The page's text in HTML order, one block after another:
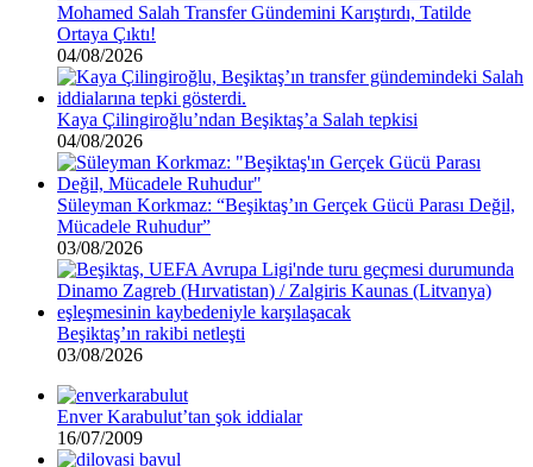
Mohamed Salah Transfer Gündemini Karıştırdı, Tatilde
Ortaya Çıktı!
04/08/2026
Kaya Çilingiroğlu’ndan Beşiktaş’a Salah tepkisi
04/08/2026
Süleyman Korkmaz: “Beşiktaş’ın Gerçek Gücü Parası Değil,
Mücadele Ruhudur”
03/08/2026
Beşiktaş’ın rakibi netleşti
03/08/2026
Enver Karabulut’tan şok iddialar
16/07/2009